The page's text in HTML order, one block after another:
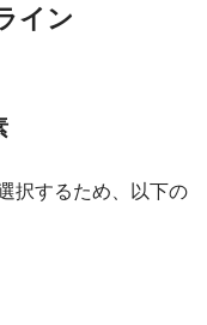
イン
択するため、以下の